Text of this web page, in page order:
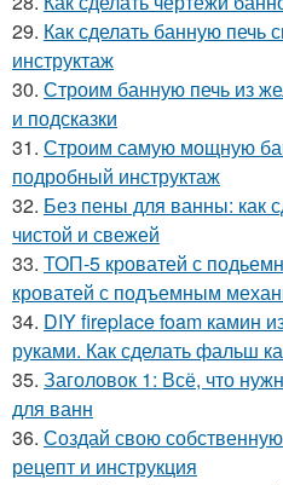
29. Как сделать банную печь
инструктаж
30. Строим банную печь из
и подсказки
31. Строим самую мощную
подробный инструктаж
32. Без пены для ванны: как
чистой и свежей
33. ТОП-5 кроватей с
кроватей с подъемным
34. DIY fireplace foam камин
руками. Как сделать фальш
35. Заголовок 1: Всё, что
для ванн
36. Создай свою
рецепт и инструкция